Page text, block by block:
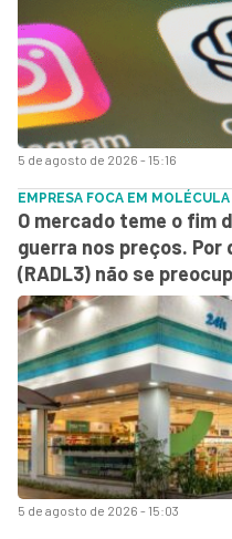
5 de agosto de 2026 - 15:16
5 de agosto de 2026 - 15:03
EMPRESA FOCA EM
O mercado teme o fim
guerra nos preços. Por
(RADL3) não se